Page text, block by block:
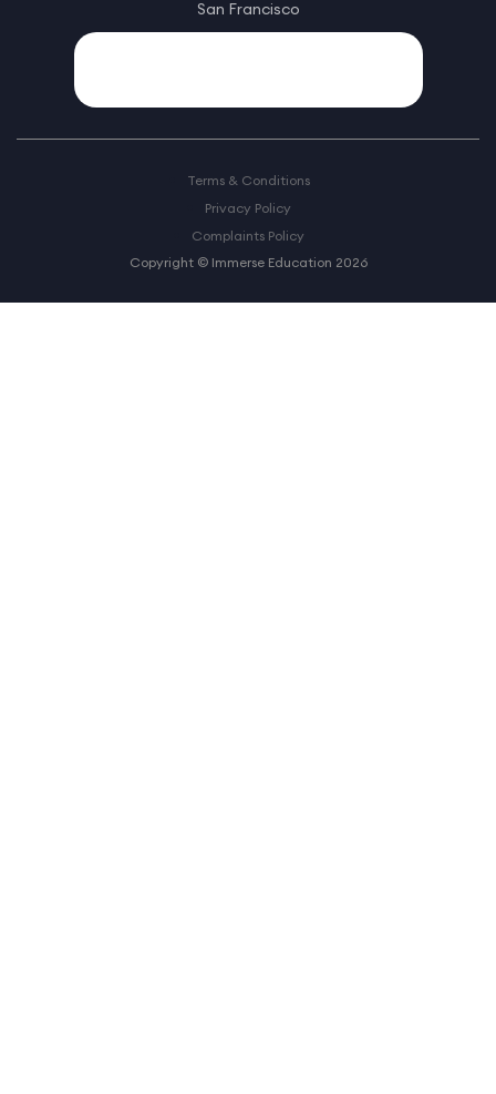
San Francisco
Terms & Conditions
Privacy Policy
Complaints Policy
Copyright © Immerse Education 2026